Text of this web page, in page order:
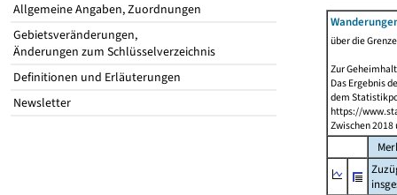
Allgemeine Angaben, Zuordnungen
Gebietsveränderungen,
Änderungen zum Schlüsselverzeichnis
Definitionen und Erläuterungen
Newsletter
über die
Zur
Das Ergebnis
dem
https://
Zwischen